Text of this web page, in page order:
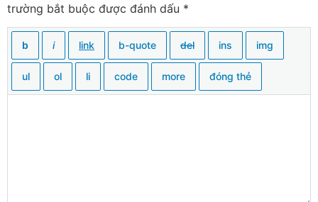
trường bắt buộc được đánh dấu *